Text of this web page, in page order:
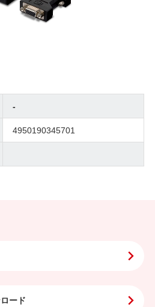
-
4950190345701
ード